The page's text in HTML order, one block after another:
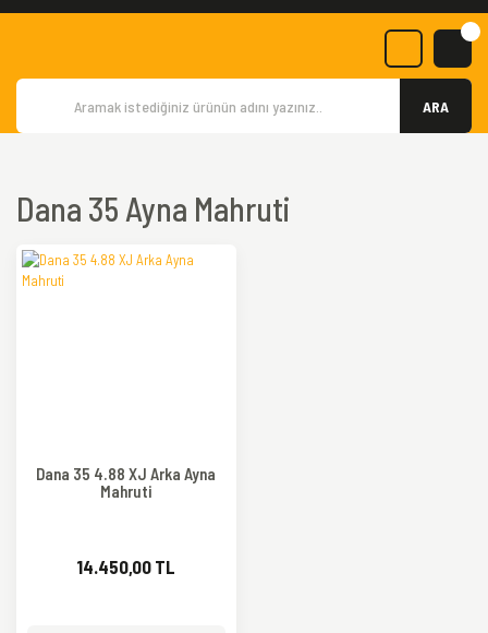
ARA
Dana 35 Ayna Mahruti
Dana 35 4.88 XJ Arka Ayna
Mahruti
14.450,00 TL